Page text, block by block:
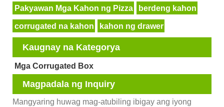
Pakyawan Mga Kahon ng Pizza berdeng kahon
corrugated na kahon kahon ng drawer
Kaugnay na Kategorya
Mga Corrugated Box
Magpadala ng Inquiry
Mangyaring huwag mag-atubiling ibigay ang iyong